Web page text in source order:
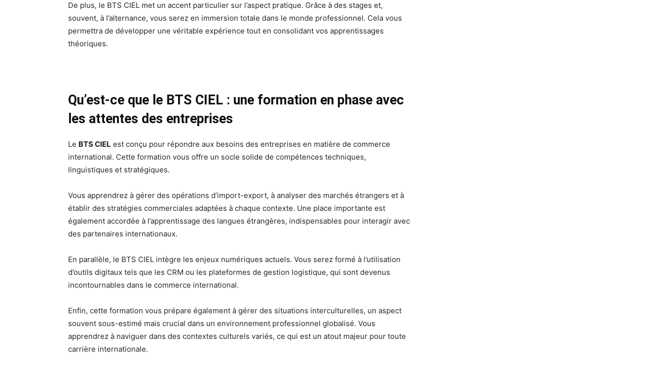
De plus, le BTS CIEL met un accent particulier sur l’aspect pratique. Grâce à des stages et,
souvent, à l’alternance, vous serez en immersion totale dans le monde professionnel. Cela vous
permettra de développer une véritable expérience tout en consolidant vos apprentissages
théoriques.
Qu’est-ce que le BTS CIEL : une formation en phase avec
les attentes des entreprises
Le BTS CIEL est conçu pour répondre aux besoins des entreprises en matière de commerce
international. Cette formation vous offre un socle solide de compétences techniques,
linguistiques et stratégiques.
Vous apprendrez à gérer des opérations d’import-export, à analyser des marchés étrangers et à
établir des stratégies commerciales adaptées à chaque contexte. Une place importante est
également accordée à l’apprentissage des langues étrangères, indispensables pour interagir avec
des partenaires internationaux.
En parallèle, le BTS CIEL intègre les enjeux numériques actuels. Vous serez formé à l’utilisation
d’outils digitaux tels que les CRM ou les plateformes de gestion logistique, qui sont devenus
incontournables dans le commerce international.
Enfin, cette formation vous prépare également à gérer des situations interculturelles, un aspect
souvent sous-estimé mais crucial dans un environnement professionnel globalisé. Vous
apprendrez à naviguer dans des contextes culturels variés, ce qui est un atout majeur pour toute
carrière internationale.